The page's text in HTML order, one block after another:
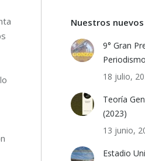
Nuestros
9° Gran
18 julio,
Teoría
(2023)
13 junio,
Estadio